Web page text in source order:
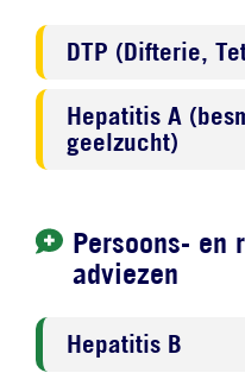
DTP (Difterie,
Hepatitis A
geelzucht)
Persoons- en
adviezen
Hepatitis B